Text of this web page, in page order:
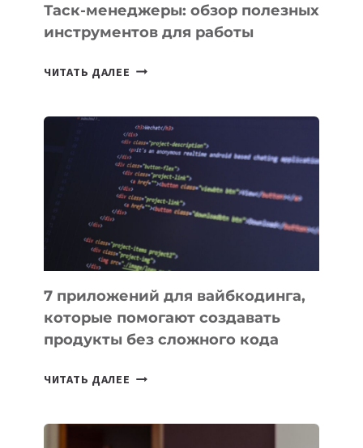
Таск-менеджеры: обзор полезных
инструментов для работы
ЧИТАТЬ ДАЛЕЕ ТАСК-
ПОЛЕЗНЫХ
ИНСТРУМЕНТОВ
ДЛЯ
РАБОТЫ
7 приложений для вайбкодинга,
которые помогают создавать
продукты без сложного кода
ЧИТАТЬ ДАЛЕЕ